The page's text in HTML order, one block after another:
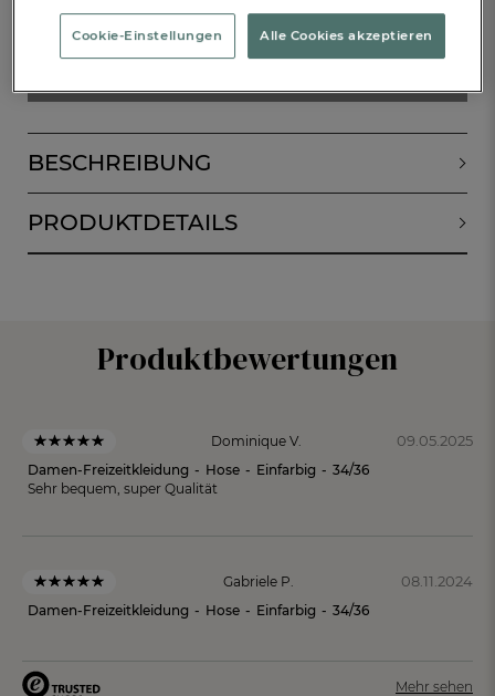
BESCHREIBUNG
PRODUKTDETAILS
Produktbewertungen
Dominique V. 09.05.2025
Damen-Freizeitkleidung - Hose - Einfarbig - 34/36
Sehr bequem, super Qualität
Gabriele P. 08.11.2024
Damen-Freizeitkleidung - Hose - Einfarbig - 34/36
Mehr sehen
Cookie-Einstellungen Alle Cookies akzeptieren